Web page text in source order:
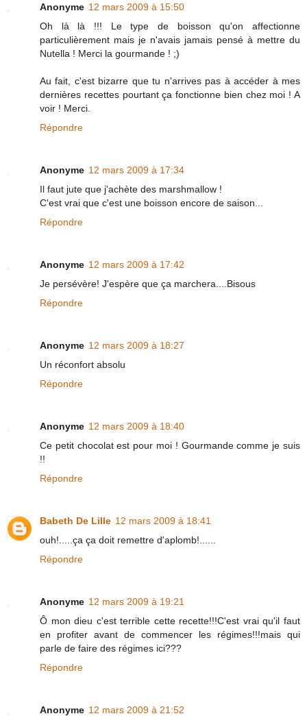
Anonyme 12 mars 2009 à 15:50
Oh là là !!! Le type de boisson qu'on affectionne
particulièrement mais je n'avais jamais pensé à mettre du
Nutella ! Merci la gourmande ! ;)
Au fait, c'est bizarre que tu n'arrives pas à accéder à mes
dernières recettes pourtant ça fonctionne bien chez moi ! A
voir ! Merci.
Répondre
Anonyme 12 mars 2009 à 17:34
Il faut jute que j'achète des marshmallow !
C'est vrai que c'est une boisson encore de saison...
Répondre
Anonyme 12 mars 2009 à 17:42
Je persévère! J'espère que ça marchera....Bisous
Répondre
Anonyme 12 mars 2009 à 18:27
Un réconfort absolu
Répondre
Anonyme 12 mars 2009 à 18:40
Ce petit chocolat est pour moi ! Gourmande comme je suis
!!
Répondre
Babeth De Lille 12 mars 2009 à 18:41
ouh!.....ça ça doit remettre d'aplomb!......
Répondre
Anonyme 12 mars 2009 à 19:21
Ô mon dieu c'est terrible cette recette!!!C'est vrai qu'il faut
en profiter avant de commencer les régimes!!!mais qui
parle de faire des régimes ici???
Répondre
Anonyme 12 mars 2009 à 21:52